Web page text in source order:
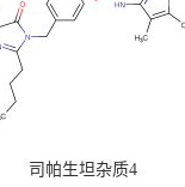
司帕生坦杂质4